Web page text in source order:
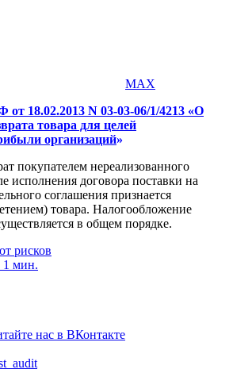
MAX
18.02.2013 N 03-03-06/1/4213 «О
товара для целей
организаций»
покупателем нереализованного
исполнения договора поставки на
соглашения признается
товара. Налогообложение
в общем порядке.
рисков
1 мин.
нас в ВКонтакте